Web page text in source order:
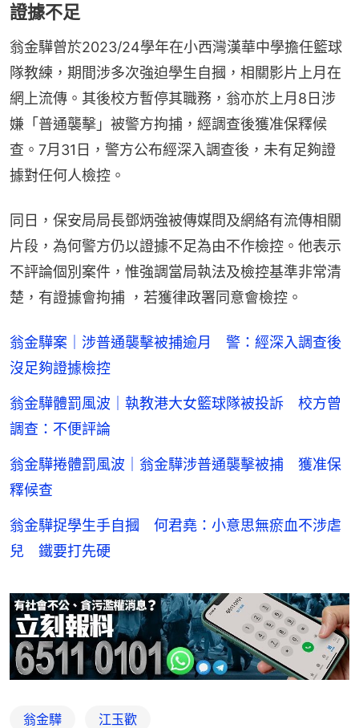
證據不足
翁金驊曾於2023/24學年在小西灣漢華中學擔任籃球
隊教練，期間涉多次強迫學生自摑，相關影片上月在
網上流傳。其後校方暫停其職務，翁亦於上月8日涉
嫌「普通襲擊」被警方拘捕，經調查後獲准保釋候
查。7月31日，警方公布經深入調查後，未有足夠證
據對任何人檢控。
同日，保安局局長鄧炳強被傳媒問及網絡有流傳相關
片段，為何警方仍以證據不足為由不作檢控。他表示
不評論個別案件，惟強調當局執法及檢控基準非常清
楚，有證據會拘捕 ，若獲律政署同意會檢控。
翁金驊案｜涉普通襲擊被捕逾月 警：經深入調查後
沒足夠證據檢控
翁金驊體罰風波｜執教港大女籃球隊被投訴 校方曾
調查：不便評論
翁金驊捲體罰風波｜翁金驊涉普通襲擊被捕 獲准保
釋候查
翁金驊捉學生手自摑 何君堯：小意思無瘀血不涉虐
兒 鐵要打先硬
翁金驊 江玉歡